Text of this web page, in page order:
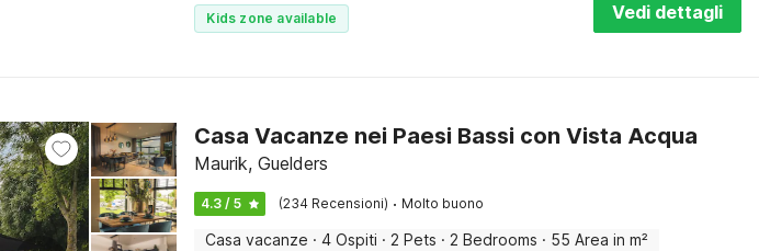
Kids zone available Vedi dettagli
Casa Vacanze nei Paesi Bassi con Vista Acqua
Maurik, Guelders
4.3 / 5 (234 Recensioni) · Molto buono
Casa vacanze · 4 Ospiti · 2 Pets · 2 Bedrooms · 55 Area in m²